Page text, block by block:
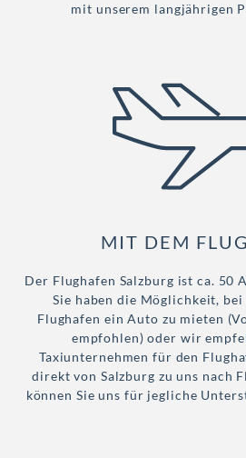
mit unserem langjährigen
MIT DEM
Der Flughafen Salzburg ist ca. 50
Sie haben die Möglichkeit,
Flughafen ein Auto zu mieten
empfohlen) oder wir
Taxiunternehmen für den
direkt von Salzburg zu uns nach
können Sie uns für jegliche